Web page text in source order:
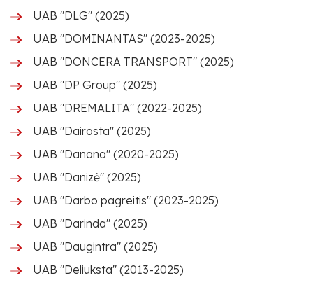
UAB "DLG" (2025)
UAB "DOMINANTAS" (2023-2025)
UAB "DONCERA TRANSPORT" (2025)
UAB "DP Group" (2025)
UAB "DREMALITA" (2022-2025)
UAB "Dairosta" (2025)
UAB "Danana" (2020-2025)
UAB "Danizė" (2025)
UAB "Darbo pagreitis" (2023-2025)
UAB "Darinda" (2025)
UAB "Daugintra" (2025)
UAB "Deliuksta" (2013-2025)